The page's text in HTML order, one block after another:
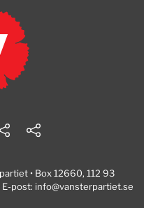
• Box 12660, 112 93
post: info@vansterpartiet.se